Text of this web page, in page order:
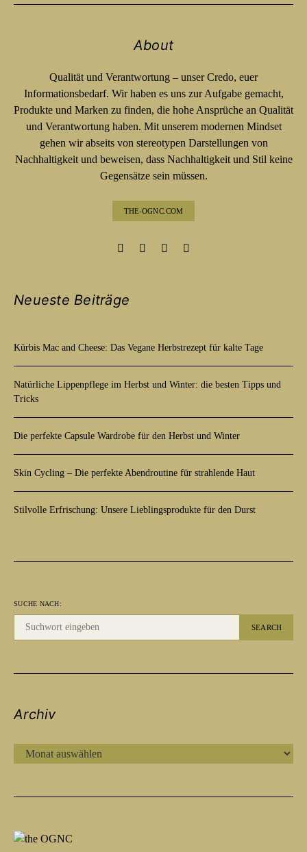
About
Qualität und Verantwortung – unser Credo, euer
Informationsbedarf. Wir haben es uns zur Aufgabe gemacht,
Produkte und Marken zu finden, die hohe Ansprüche an Qualität
und Verantwortung haben. Mit unserem modernen Mindset
gehen wir abseits von stereotypen Darstellungen von
Nachhaltigkeit und beweisen, dass Nachhaltigkeit und Stil keine
Gegensätze sein müssen.
THE-OGNC.COM
Neueste Beiträge
Kürbis Mac and Cheese: Das Vegane Herbstrezept für kalte Tage
Natürliche Lippenpflege im Herbst und Winter: die besten Tipps und
Tricks
Die perfekte Capsule Wardrobe für den Herbst und Winter
Skin Cycling – Die perfekte Abendroutine für strahlende Haut
Stilvolle Erfrischung: Unsere Lieblingsprodukte für den Durst
SUCHE NACH:
SEARCH
Archiv